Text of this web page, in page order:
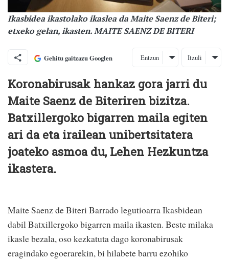
Ikasbidea ikastolako ikaslea da Maite Saenz de Biteri;
etxeko gelan, ikasten. MAITE SAENZ DE BITERI
Gehitu gaitzazu Googlen Entzun Itzuli
Koronabirusak hankaz gora jarri du
Maite Saenz de Biteriren bizitza.
Batxillergoko bigarren maila egiten
ari da eta irailean unibertsitatera
joateko asmoa du, Lehen Hezkuntza
ikastera.
Maite Saenz de Biteri Barrado legutioarra Ikasbidean
dabil Batxillergoko bigarren maila ikasten. Beste milaka
ikasle bezala, oso kezkatuta dago koronabirusak
eragindako egoerarekin, bi hilabete barru ezohiko